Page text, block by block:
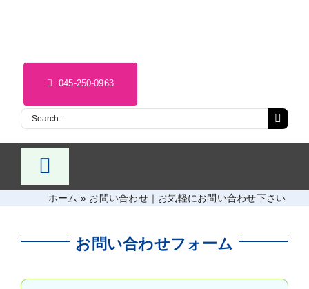
045-250-0963
Search
for:
Toggle
Navigation
HOME
コース・料金
ホーム » お問い合わせ｜お気軽にお問い合わせ下さい
お問い合わせフォーム